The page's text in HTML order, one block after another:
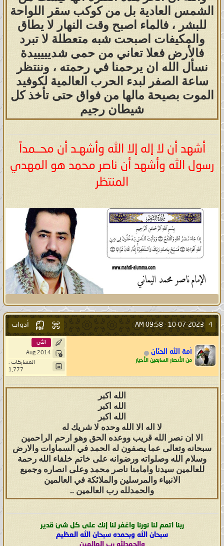
الشمس العادية بل من كوكب سقر اللواحة
للبشر ، فالماء اصبح وقت النهار لا يطاق
والمكيفات اصبحت شبه متعطلة لا تبرد
فالأرض فعلا تعاني من حمى شديييييدة
نسأل الله ان يرحمنا في رحمته ، وننتظر
ساعة الصفر لبدء الحرب العالمية لكوفيد
الموت بصيحة مالها من فواق حتى تأخذ كل
شيطان رجيم
أشهد أن لا إله إلا الله وأشهـد أن محــمداً
رسول الله وأشهد أن ناصر محمد هو المهدي
المنتظر
4
10-07-2023 -
09:58 AM أدوات
أمة الله الحنّان
من الأنصار السابقين الأخيار
انثى
Aug 2014
المشاركات :
1,777
الله اكبر
الله اكبر
الله اكبر
لا اله الا الله وحده لا شريك له
الا ان نصر الله قريب ووعده الحق وهو ارحم الراحمين
سبحانه وتعالى عما يصفون له الحمد في السماوات والارض
وسلام الله وصلواته ورضوانه على خاتم خلفاء الله رحمة
للعالمين سيدنا وامامنا ناصر محمد وعلى انصاره وجميع
الانبياء والمرسلين والملائكة في العالمين
والحمدلله رب العالمين ..
ربنا اتمم لنا نورنا واغفر لنا إنك على كل شئ قدير
سبحان الله وبحمده سبحان الله العظيم
والحمدلله رب العالمين